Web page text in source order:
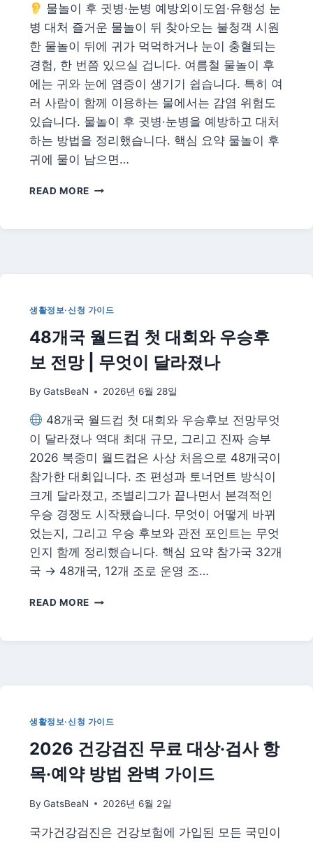
·
비
교
사
이
트
·
얼
리
버
드
물놀이 후 귓병·눈병 예방외이도염·유행성 눈
병 대처 즐거운 물놀이 뒤 찾아오는 불청객 시원
한 물놀이 뒤에 귀가 먹먹하거나 눈이 충혈되는
경험, 한 번쯤 있으실 겁니다. 여름철 물놀이 후
에는 귀와 눈에 염증이 생기기 쉽습니다. 특히 여
러 사람이 함께 이용하는 물에서는 감염 위험도
있습니다. 물놀이 후 귓병·눈병을 예방하고 대처
하는 방법을 정리했습니다. 핵심 요약 물놀이 후
귀에 물이 남으면…
READ MORE
후
병
방
총
이
도
염
유
행
성
병
대
처
생활정보·신청 가이드
48개국 월드컵 첫 대회와 우승후
보 전망 | 무엇이 달라졌나
By GatsBeaN 2026년 6월 28일
48개국 월드컵 첫 대회와 우승후보 전망무엇
이 달라졌나 역대 최대 규모, 그리고 진짜 승부
2026 북중미 월드컵은 사상 처음으로 48개국이
참가한 대회입니다. 조 편성과 토너먼트 방식이
크게 달라졌고, 조별리그가 끝나면서 본격적인
우승 경쟁도 시작됐습니다. 무엇이 어떻게 바뀌
었는지, 그리고 우승 후보와 관전 포인트는 무엇
인지 함께 정리했습니다. 핵심 요약 참가국 32개
국 → 48개국, 12개 조로 운영 조…
READ MORE 48
월
회
우
승
후
전
|
생활정보·신청 가이드
2026 건강검진 무료 대상·검사 항
목·예약 방법 완벽 가이드
By GatsBeaN 2026년 6월 2일
국가건강검진은 건강보험에 가입된 모든 국민이